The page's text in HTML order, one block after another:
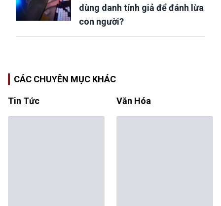
dùng danh tính giả để đánh lừa
con người?
CÁC CHUYÊN MỤC KHÁC
Tin Tức Văn Hóa